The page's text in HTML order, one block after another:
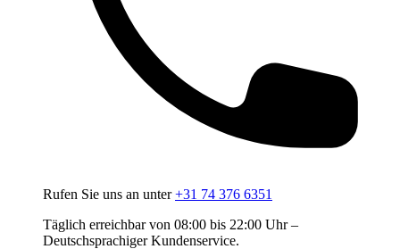
Rufen Sie uns an unter +31 74 376 6351
Täglich erreichbar von 08:00 bis 22:00 Uhr –
Deutschsprachiger Kundenservice.